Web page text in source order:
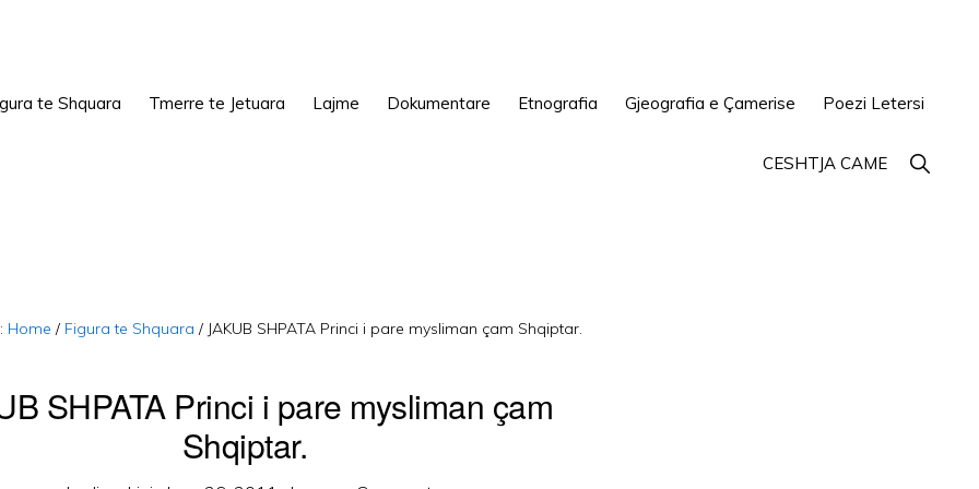
te Shquara Tmerre te Jetuara Lajme Dokumentare Etnografia Gjeografia e Çamerise Poezi Letersi
CESHTJA CAME Show
Search
Home / Figura te Shquara /JAKUB SHPATA Princi i pare mysliman çam Shqiptar.
SHPATA Princi i pare mysliman çam
Shqiptar.